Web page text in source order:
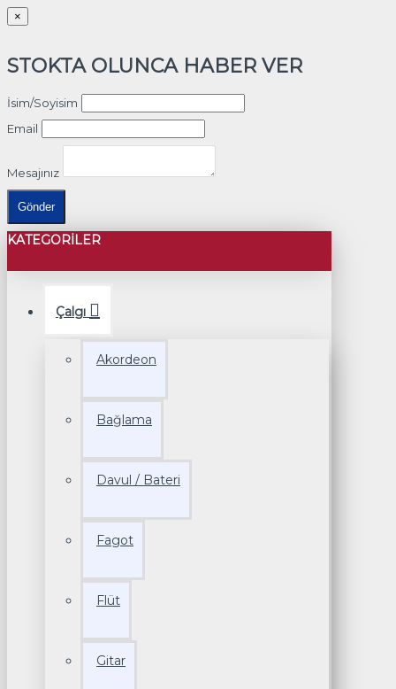
×
STOKTA OLUNCA HABER VER
İsim/Soyisim
Email
Mesajınız
Gönder
KATEGORILER
Çalgı
Akordeon
Bağlama
Davul / Bateri
Fagot
Flüt
Gitar